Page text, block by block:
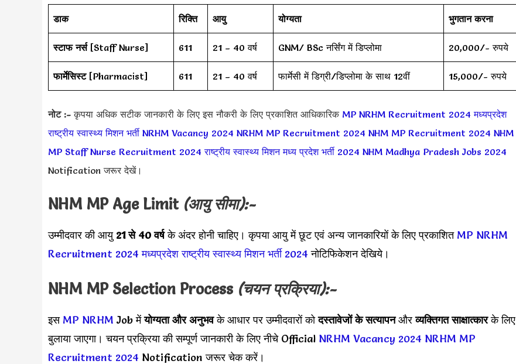
डाक रिक्ति आयु योग्यता भुगतान करना
स्टाफ नर्स[Staff Nurse] 611 21 – 40 वर्ष GNM/ BSc नर्सिंग में डिप्लोमा 20,000/- रुपये
फार्मेसिस्ट[Pharmacist] 611 21 – 40 वर्ष फार्मेसी में डिग्री/डिप्लोमा के साथ 12वीं 15,000/- रुपये
नोट :- कृपया अधिक सटीक जानकारी के लिए इस नौकरी के लिए प्रकाशित आधिकारिक MP NRHM Recruitment 2024 मध्यप्रदेश
राष्ट्रीय स्वास्थ्य मिशन भर्ती NRHM Vacancy 2024 NRHM MP Recruitment 2024 NHM MP Recruitment 2024 NHM
MP Staff Nurse Recruitment 2024 राष्ट्रीय स्वास्थ्य मिशन मध्य प्रदेश भर्ती 2024 NHM Madhya Pradesh Jobs 2024
Notification जरूर देखें।
NHM MP Age Limit (आयु सीमा):-
उम्मीदवार की आयु21 से 40 वर्षके अंदर होनी चाहिए। कृपया आयु में छूट एवं अन्य जानकारियों के लिए प्रकाशित MP NRHM
Recruitment 2024 मध्यप्रदेश राष्ट्रीय स्वास्थ्य मिशन भर्ती2024 नोटिफिकेशन देखिये।
NHM MP Selection Process (चयन प्रक्रिया):-
इस MP NRHM Job मेंयोग्यता और अनुभवके आधार पर उम्मीदवारों कोदस्तावेजों के सत्यापनऔरव्यक्तिगत साक्षात्कारके लिए
बुलाया जाएगा। चयन प्रक्रिया की सम्पूर्ण जानकारी के लिए नीचे Official NRHM Vacancy 2024 NRHM MP
Recruitment 2024 Notification जरूर चेक करें।